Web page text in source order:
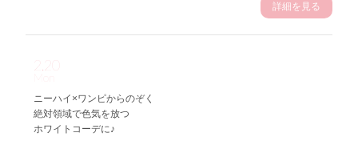
詳細を見る
ニーハイ×ワンピからのぞく
絶対領域で色気を放つ
ホワイトコーデに♪